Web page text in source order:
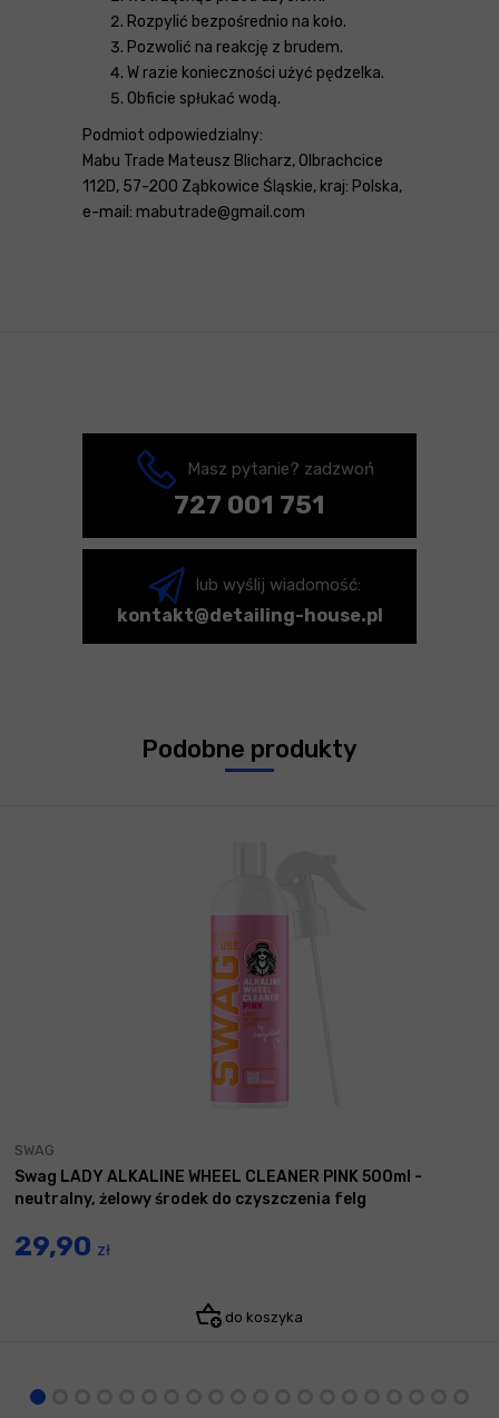
Rozpylić bezpośrednio na koło.
Pozwolić na reakcję z brudem.
W razie konieczności użyć pędzelka.
Obficie spłukać wodą.
Podmiot odpowiedzialny:
Mabu Trade Mateusz Blicharz, Olbrachcice
112D, 57-200 Ząbkowice Śląskie, kraj: Polska,
e-mail: mabutrade@gmail.com
Masz pytanie? zadzwoń
727 001 751
lub wyślij wiadomość:
kontakt@detailing-house.pl
Podobne produkty
SWAG
Swag LADY ALKALINE WHEEL CLEANER PINK 500ml -
neutralny, żelowy środek do czyszczenia felg
29,90 zł
do koszyka